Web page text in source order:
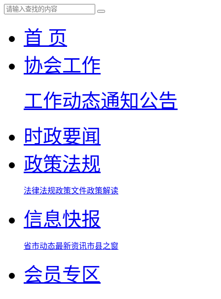
首 页
协会工作
工作动态通知公告
时政要闻
政策法规
法律法规政策文件政策解读
信息快报
省市动态最新资讯市县之窗
会员专区